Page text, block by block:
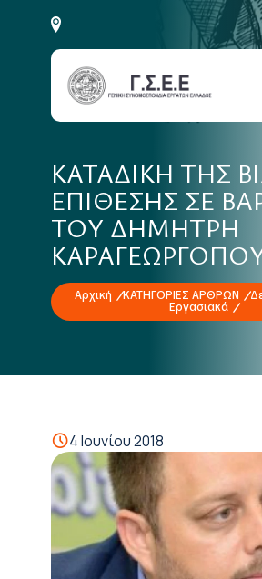
ΚΑΤΑΔΙΚΗ ΤΗΣ
ΕΠΙΘΕΣΗΣ ΣΕ
ΤΟΥ ΔΗΜΗΤΡΗ
Αρχική ΚΑΤΗΓΟΡΙΕΣ ΑΡΘΡΩΝ
Εργασιακά
4 Ιουνίου 2018